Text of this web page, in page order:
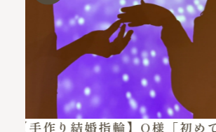
【手作りペアリング】K